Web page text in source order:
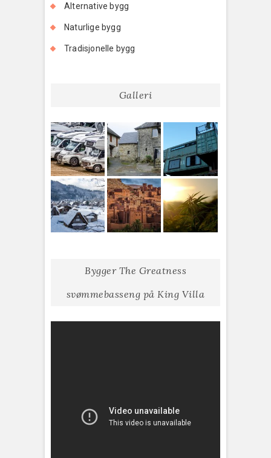
Alternative bygg
Naturlige bygg
Tradisjonelle bygg
Galleri
Bygger The Greatness
svømmebasseng på King Villa